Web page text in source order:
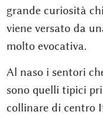
grande curiosità
viene versato da
molto evocativa.
Al naso i sentori
sono quelli tipici
collinare di centro